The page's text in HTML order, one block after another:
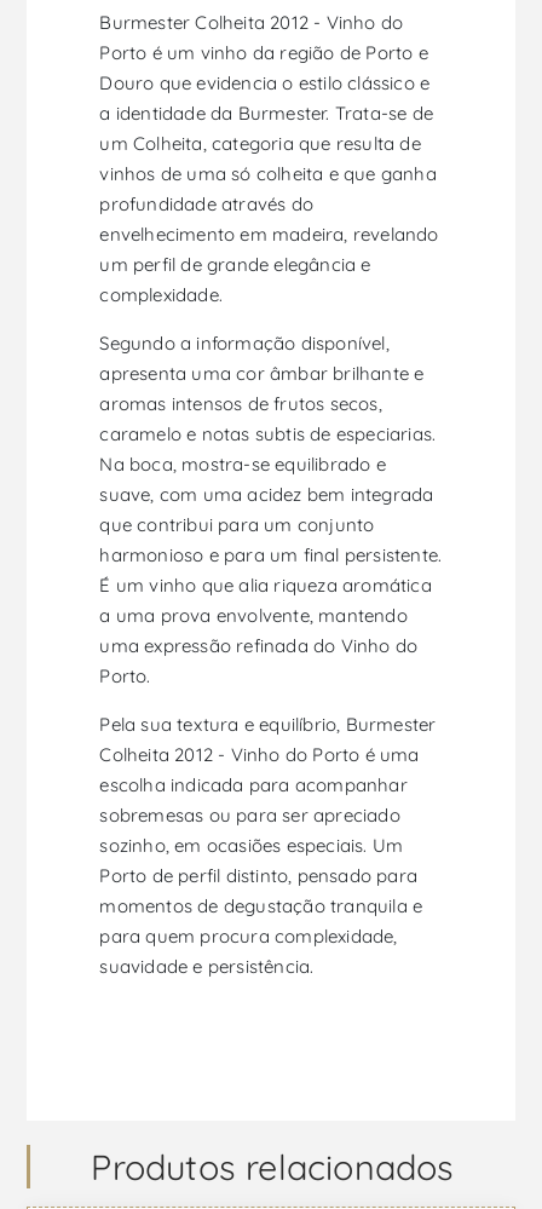
Burmester Colheita 2012 - Vinho do
Porto é um vinho da região de Porto e
Douro que evidencia o estilo clássico e
a identidade da Burmester. Trata-se de
um Colheita, categoria que resulta de
vinhos de uma só colheita e que ganha
profundidade através do
envelhecimento em madeira, revelando
um perfil de grande elegância e
complexidade.
Segundo a informação disponível,
apresenta uma cor âmbar brilhante e
aromas intensos de frutos secos,
caramelo e notas subtis de especiarias.
Na boca, mostra-se equilibrado e
suave, com uma acidez bem integrada
que contribui para um conjunto
harmonioso e para um final persistente.
É um vinho que alia riqueza aromática
a uma prova envolvente, mantendo
uma expressão refinada do Vinho do
Porto.
Pela sua textura e equilíbrio, Burmester
Colheita 2012 - Vinho do Porto é uma
escolha indicada para acompanhar
sobremesas ou para ser apreciado
sozinho, em ocasiões especiais. Um
Porto de perfil distinto, pensado para
momentos de degustação tranquila e
para quem procura complexidade,
suavidade e persistência.
Produtos relacionados